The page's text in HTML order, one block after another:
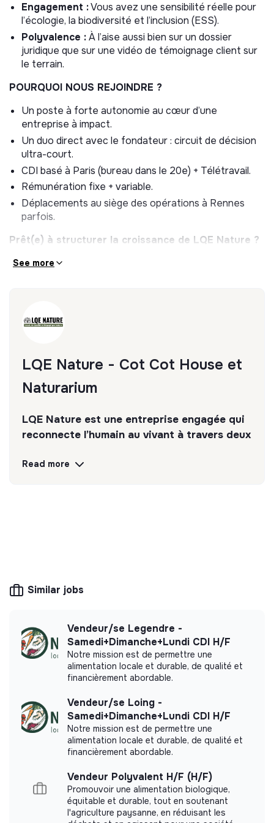
Engagement :Vous avez une sensibilité réelle pour
l’écologie, la biodiversité et l’inclusion (ESS).
Polyvalence :À l’aise aussi bien sur un dossier
juridique que sur une vidéo de témoignage client sur
le terrain.
POURQUOI NOUS REJOINDRE ?
Un poste à forte autonomie au cœur d’une
entreprise à impact.
Un duo direct avec le fondateur : circuit de décision
ultra-court.
CDI basé à Paris (bureau dans le 20e) + Télétravail.
Rémunération fixe + variable.
Déplacements au siège des opérations à Rennes
parfois.
Prêt(e) à structurer la croissance de LQE Nature ?
See more
LQE Nature - Cot Cot House et
Naturarium
LQE Nature est une entreprise engagée qui
reconnecte l’humain au vivant à travers deux
(b2c) et Naturarium (b2b)
the needs of the ecological transformation.
More information
Website
Company
Impact study
LQE Nature - Cot Cot House et Naturarium did
not yet communicate its impact measurement.
Read more
Similar jobs
Vendeur/se Legendre -
Samedi+Dimanche+Lundi CDI H/F
Notre mission est de permettre une
alimentation locale et durable, de qualité et
financièrement abordable.
Vendeur/se Loing -
Samedi+Dimanche+Lundi CDI H/F
Notre mission est de permettre une
alimentation locale et durable, de qualité et
financièrement abordable.
Vendeur Polyvalent H/F (H/F)
Promouvoir une alimentation biologique,
équitable et durable, tout en soutenant
l'agriculture paysanne, en réduisant les